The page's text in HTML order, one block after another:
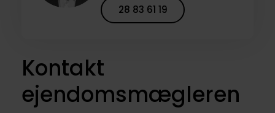
28 83 61 19
Kontakt
ejendomsmægleren